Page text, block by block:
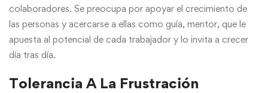
colaboradores. Se preocupa por apoyar el crecimiento de
las personas y acercarse a ellas como guía, mentor, que le
apuesta al potencial de cada trabajador y lo invita a crecer
día tras día.
Tolerancia A La Frustración